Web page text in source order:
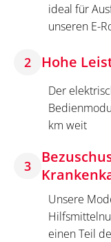
ideal für
unseren E-
2 Hohe
Der
km weit
3
Unsere
einen Teil